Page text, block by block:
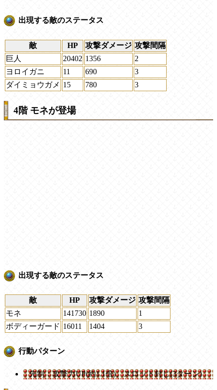
出現する敵のステータス
敵 HP 攻撃ダメージ 攻撃間隔
巨人
20402 1356
2
ヨロイガニ
11 690
3
ダイミョウガメ 15 780 3
4階 モネが登場
出現する敵のステータス
敵 HP 攻撃ダメージ 攻撃間隔
モネ
141730 1890
1
ボディーガード 16011 1404 3
行動パターン
先制：攻撃力UP(約1.1倍)、スロット封じ(3ターン)